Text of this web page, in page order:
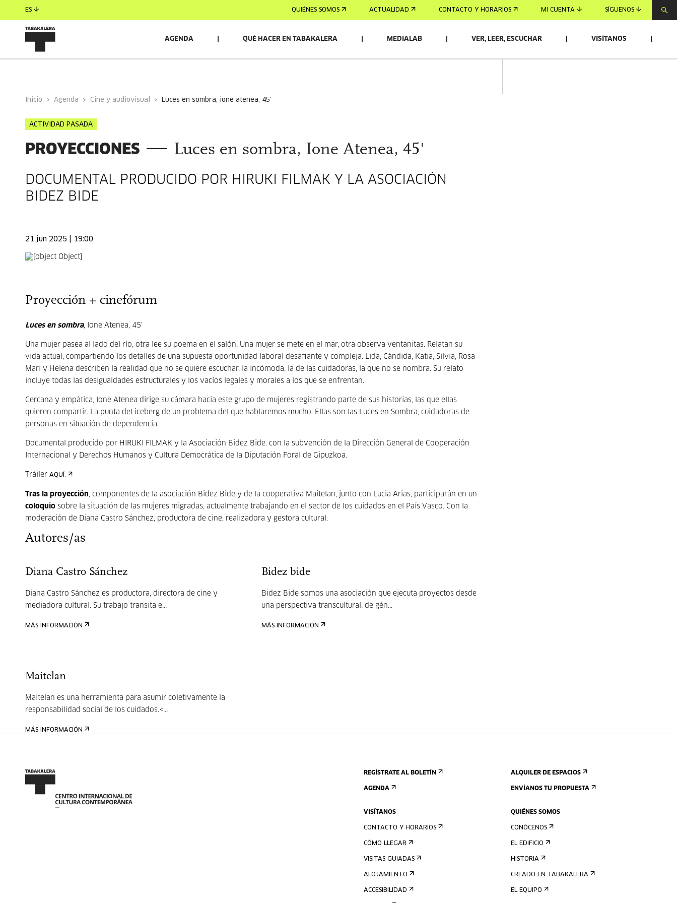
ES QUIÉNES SOMOS ACTUALIDAD CONTACTO Y HORARIOS MI CUENTA SÍGUENOS
AGENDA QUÉ HACER EN TABAKALERA MEDIALAB VER, LEER, ESCUCHAR VISÍTANOS
Inicio Agenda Cine y audiovisual luces en sombra, ione atenea, 45'
ACTIVIDAD PASADA
PROYECCIONES Luces en sombra, Ione Atenea, 45'
DOCUMENTAL PRODUCIDO POR HIRUKI FILMAK Y LA ASOCIACIÓN
BIDEZ BIDE
21 jun 2025 | 19:00
Proyección + cinefórum
Luces en sombra, Ione Atenea, 45'
Una mujer pasea al lado del río, otra lee su poema en el salón. Una mujer se mete en el mar, otra observa ventanitas. Relatan su
vida actual, compartiendo los detalles de una supuesta oportunidad laboral desafiante y compleja. Lida, Cándida, Katia, Silvia, Rosa
Mari y Helena describen la realidad que no se quiere escuchar, la incómoda, la de las cuidadoras, la que no se nombra. Su relato
incluye todas las desigualdades estructurales y los vacíos legales y morales a los que se enfrentan.
Cercana y empática, Ione Atenea dirige su cámara hacia este grupo de mujeres registrando parte de sus historias, las que ellas
quieren compartir. La punta del iceberg de un problema del que hablaremos mucho. Ellas son las Luces en Sombra, cuidadoras de
personas en situación de dependencia.
Documental producido por HIRUKI FILMAK y la Asociación Bidez Bide. con la subvención de la Dirección General de Cooperación
Internacional y Derechos Humanos y Cultura Democrática de la Diputación Foral de Gipuzkoa.
Tráiler AQUÍ.
Tras la proyección, componentes de la asociación Bidez Bide y de la cooperativa Maitelan, junto con Lucia Arias, participarán en un
coloquio sobre la situación de las mujeres migradas, actualmente trabajando en el sector de los cuidados en el País Vasco. Con la
moderación de Diana Castro Sánchez, productora de cine, realizadora y gestora cultural.
Autores/as
Diana Castro Sánchez
Diana Castro Sánchez es productora, directora de cine y
mediadora cultural. Su trabajo transita e...
MÁS INFORMACIÓN
Bidez bide
Bidez Bide somos una asociación que ejecuta proyectos desde
una perspectiva transcultural, de gén...
MÁS INFORMACIÓN
Maitelan
Maitelan es una herramienta para asumir coletivamente la
responsabilidad social de los cuidados.<...
MÁS INFORMACIÓN
REGÍSTRATE AL BOLETÍN
AGENDA
VISÍTANOS
CONTACTO Y HORARIOS
CÓMO LLEGAR
VISITAS GUIADAS
ALOJAMIENTO
ACCESIBILIDAD
ALQUILER DE ESPACIOS
ENVÍANOS TU PROPUESTA
QUIÉNES SOMOS
CONÓCENOS
EL EDIFICIO
HISTORIA
CREADO EN TABAKALERA
EL EQUIPO